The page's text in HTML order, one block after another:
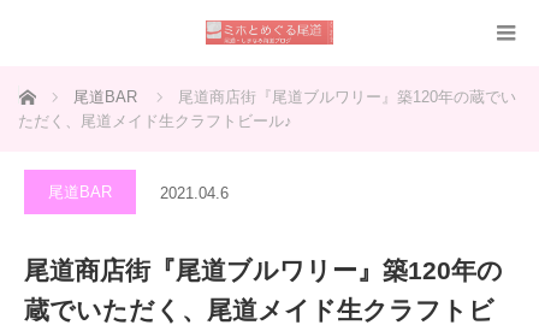
ホーム 尾道BAR
尾道商店街『尾道ブルワリー』築120年の蔵でい
ただく、尾道メイド生クラフトビール♪
尾道BAR 2021.04.6
尾道商店街『尾道ブルワリー』築120年の
蔵でいただく、尾道メイド生クラフトビ